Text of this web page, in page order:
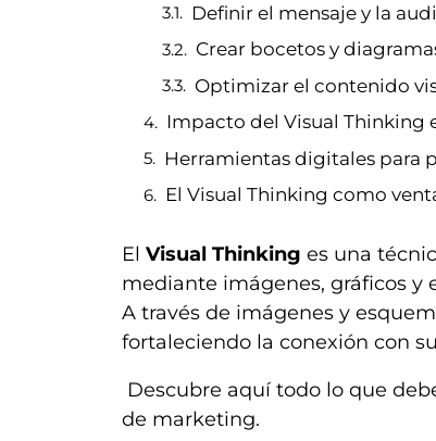
Definir el mensaje y la
Crear bocetos y
Optimizar el contenido
Impacto del Visual Thinking
Herramientas digitales para
El Visual Thinking como
El Visual Thinking es una
mediante imágenes, gráficos y
A través de imágenes y
fortaleciendo la conexión con
Descubre aquí todo lo que
de marketing.